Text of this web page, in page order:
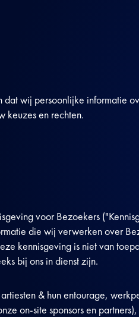
wij persoonlijke informatie
keuzes en rechten.
voor Bezoekers
die wij verwerken over
kennisgeving is niet van
bij ons in dienst zijn.
& hun entourage,
on-site sponsors en